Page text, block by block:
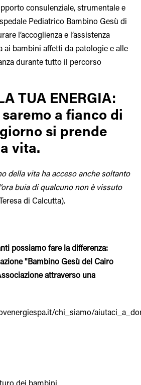
consulenziale, strumentale e
Pediatrico Bambino Gesù di
l’accoglienza e l’assistenza
ai bambini affetti da patologie e alle
durante tutto il percorso
TUA ENERGIA:
a fianco di
si prende
vita.
della vita ha acceso anche soltanto
buia di qualcuno non è vissuto
di Calcutta).
possiamo fare la differenza:
"Bambino Gesù del Cairo
attraverso una
chi_siamo/